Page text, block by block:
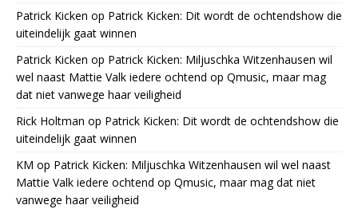
Patrick Kicken op Patrick Kicken: Dit wordt de ochtendshow die
uiteindelijk gaat winnen
Patrick Kicken op Patrick Kicken: Miljuschka Witzenhausen wil
wel naast Mattie Valk iedere ochtend op Qmusic, maar mag
dat niet vanwege haar veiligheid
Rick Holtman op Patrick Kicken: Dit wordt de ochtendshow die
uiteindelijk gaat winnen
KM op Patrick Kicken: Miljuschka Witzenhausen wil wel naast
Mattie Valk iedere ochtend op Qmusic, maar mag dat niet
vanwege haar veiligheid